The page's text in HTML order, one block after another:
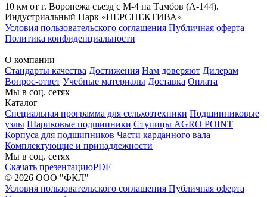
10 км от г. Воронежа съезд с М-4 на Тамбов (А-144).
Индустриальный Парк «ПЕРСПЕКТИВА»
Условия пользовательского соглашения Публичная оферта
Политика конфиденциальности
О компании
Стандарты качества Достижения Нам доверяют Дилерам
Вопрос-ответ Учебные материалы Доставка Оплата
Мы в соц. сетях
Каталог
Специальная программа для сельхозтехники Подшипниковые
узлы Шариковые подшипники Ступицы AGRO POINT
Корпуса для подшипников Части карданного вала
Комплектующие и принадлежности
Мы в соц. сетях
Скачать презентациюPDF
© 2026 ООО "ФКЛ"
Условия пользовательского соглашения Публичная оферта